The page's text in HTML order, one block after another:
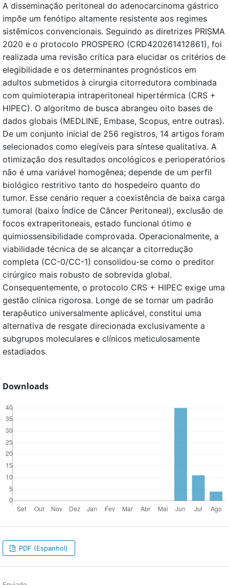
A disseminação peritoneal do adenocarcinoma gástrico
impõe um fenótipo altamente resistente aos regimes
sistêmicos convencionais. Seguindo as diretrizes PRISMA
2020 e o protocolo PROSPERO (CRD420261412861), foi
realizada uma revisão crítica para elucidar os critérios de
elegibilidade e os determinantes prognósticos em
adultos submetidos à cirurgia citorredutora combinada
com quimioterapia intraperitoneal hipertérmica (CRS +
HIPEC). O algoritmo de busca abrangeu oito bases de
dados globais (MEDLINE, Embase, Scopus, entre outras).
De um conjunto inicial de 256 registros, 14 artigos foram
selecionados como elegíveis para síntese qualitativa. A
otimização dos resultados oncológicos e perioperatórios
não é uma variável homogênea; depende de um perfil
biológico restritivo tanto do hospedeiro quanto do
tumor. Esse cenário requer a coexistência de baixa carga
tumoral (baixo Índice de Câncer Peritoneal), exclusão de
focos extraperitoneais, estado funcional ótimo e
quimiossensibilidade comprovada. Operacionalmente, a
viabilidade técnica de se alcançar a citorredução
completa (CC-0/CC-1) consolidou-se como o preditor
cirúrgico mais robusto de sobrevida global.
Consequentemente, o protocolo CRS + HIPEC exige uma
gestão clínica rigorosa. Longe de se tornar um padrão
terapêutico universalmente aplicável, constitui uma
alternativa de resgate direcionada exclusivamente a
subgrupos moleculares e clínicos meticulosamente
estadiados.
Downloads
PDF (Espanhol)